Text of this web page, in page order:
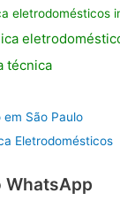
eletrodomésticos
técnica
em São Paulo
Eletrodomésticos
WhatsApp